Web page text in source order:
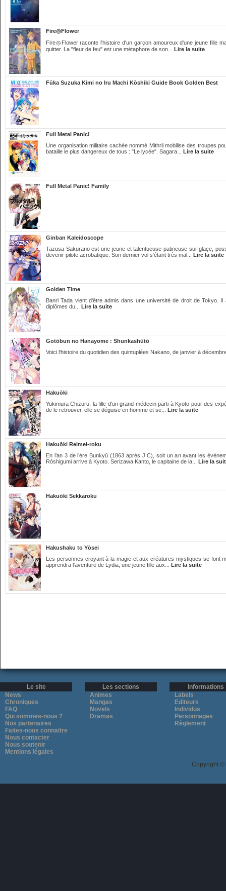
Fire◎Flower
Fire◎Flower raconte l'histoire d'un garçon amoureux d'une jeune fille
quitter. La "fleur de feu" est une métaphore de son... Lire la suite
Fūka Suzuka Kimi no Iru Machi Kōshiki Guide Book Golden Best
Full Metal Panic!
Une organisation militaire cachée nommé Mithril mobilise des troupes
bataille le plus dangereux de tous : "Le lycée". Sagara... Lire la suite
Full Metal Panic! Family
Ginban Kaleidoscope
Tazusa Sakurano est une jeune et talentueuse patineuse sur glaçe,
devenir pilote acrobatique. Son dernier vol s'étant très mal... Lire la suite
Golden Time
Banri Tada vient d'être admis dans une université de droit de Tokyo.
diplômes du... Lire la suite
Gotōbun no Hanayome : Shunkashūtō
Voici l'histoire du quotidien des quintuplées Nakano, de janvier à
Hakuōki
Yukimura Chizuru, la fille d'un grand médecin parti à Kyoto pour des
de le retrouver, elle se déguise en homme et se... Lire la suite
Hakuōki Reimei-roku
En l’an 3 de l’ère Bunkyū (1863 après J.C), soit un an avant les
Rōshigumi arrive à Kyoto. Serizawa Kanto, le capitaine de la... Lire la
Hakuōki Sekkaroku
Hakushaku to Yōsei
Les personnes croyant à la magie et aux créatures mystiques se font
apprendra l'aventure de Lydia, une jeune fille aux... Lire la suite
Le site
News
Chroniques
FAQ
Qui sommes-nous ?
Nos partenaires
Faites-nous connaitre
Nous contacter
Nous soutenir
Mentions légales
Les sections
Animes
Mangas
Novels
Dramas
Informations
Labels
Editeurs
Individus
Personnages
Règlement
Copyright ©